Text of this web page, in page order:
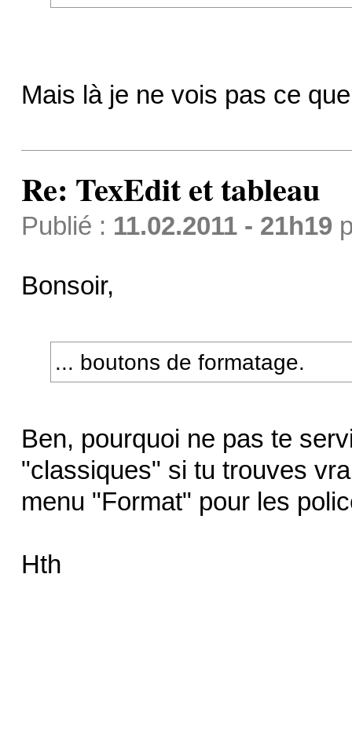
Mais là je ne vois pas ce
Re: TexEdit et tableau
Publié : 11.02.2011 - 21h19
Bonsoir,
... boutons de formatage.
Ben, pourquoi ne pas te
"classiques" si tu trouves
menu "Format" pour les
Hth